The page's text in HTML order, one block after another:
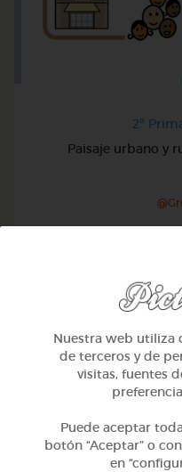
2º
Paisaje urbano y
Nuestra web utiliza
de terceros y de
visitas, fuentes
Puede aceptar
botón “Aceptar” o
en